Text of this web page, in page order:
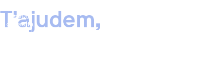
T’ajudem,
Enviar
consulta